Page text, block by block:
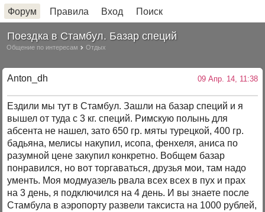
Форум Правила Вход Поиск
Поездка в Стамбул. Базар специй
Общение по интересам Отдых
Anton_dh 09 Апр. 14, 11:38
Ездили мы тут в Стамбул. Зашли на базар специй и я
вышел от туда с 3 кг. специй. Римскую полынь для
абсента не нашел, зато 650 гр. мяты турецкой, 400 гр.
бадьяна, мелисы накупил, исопа, фенхеля, аниса по
разумной цене закупил конкретно. Вобщем базар
понравился, но вот торгаваться, друзья мои, там надо
ументь. Моя модмуазель рвала всех всех в пух и прах
на 3 день, я подключился на 4 день. И вы знаете после
Стамбула в аэропорту развели таксиста на 1000 рублей,